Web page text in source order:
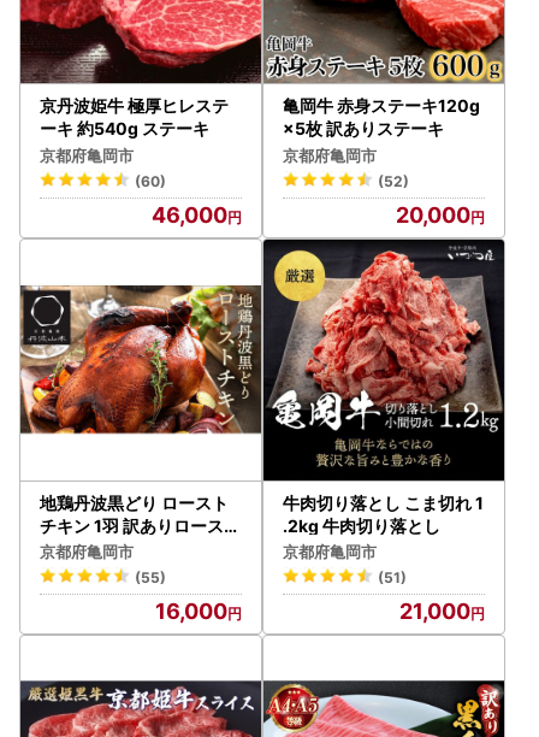
［送付先］
〒320-8790
日本郵便株式会社 宇都宮中央郵便局
私書箱第64 号 株式会社新朝プレス
亀岡市ふるさと納税サポートセンター宛
ふるさと納税に関するお問い合わせは株式会社新朝プレスが
対応いたします。
TEL：0120-415-140
MAIL：f262064-kameoka-cs@mlosjapan.com
対応時間：8:30～17:30（土日祝日を除く）
※1月1日～4日は年始休業になっております。
京丹波姫牛 極厚ヒレステ
ーキ 約540g ステーキ
京都府亀岡市
(60)
46,000
亀岡牛 赤身ステーキ120g
×5枚 訳ありステーキ
京都府亀岡市
(52)
20,000
地鶏丹波黒どり ロースト
チキン 1羽 訳ありロースト
チキン
京都府亀岡市
(55)
16,000
牛肉切り落とし こま切れ 1
.2kg 牛肉切り落とし
京都府亀岡市
(51)
21,000